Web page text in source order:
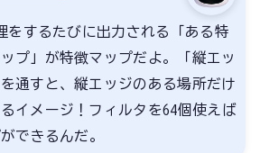
をするたびに出力される「ある特
プ」が特徴マップだよ。「縦エッ
通すと、縦エッジのある場所だけ
イメージ！フィルタを64個使えば
できるんだ。